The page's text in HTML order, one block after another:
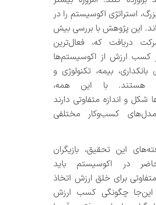
استراتژی اکوسیستم را در
این پژوهش با بررسی بیش
550 شرکت دریافت که، فعال‌ترین
کسب ارزش از اکوسیستم‌ها
بیمه، تکنولوژی و
هستند. با‌ این ‌همه،
شکل و اندازه متفاوتی دارند
کسب‌وکار مختلفی
این تحقیق، بازیگران
در اکوسیستم باید
برای خلق ارزش اتخاذ
این‌جا چگونگی کسب ارزش